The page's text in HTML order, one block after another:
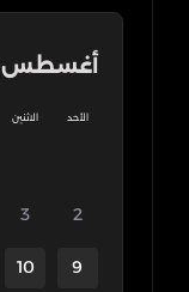
أغسطس
الأحد الاثنين
2
3
9
10